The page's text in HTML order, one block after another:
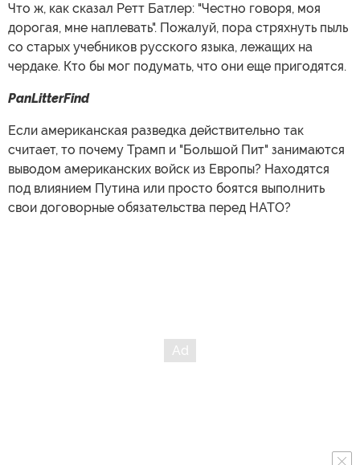
Что ж, как сказал Ретт Батлер: "Честно говоря, моя
дорогая, мне наплевать". Пожалуй, пора стряхнуть пыль
со старых учебников русского языка, лежащих на
чердаке. Кто бы мог подумать, что они еще пригодятся.
PanLitterFind
Если американская разведка действительно так
считает, то почему Трамп и "Большой Пит" занимаются
выводом американских войск из Европы? Находятся
под влиянием Путина или просто боятся выполнить
свои договорные обязательства перед НАТО?